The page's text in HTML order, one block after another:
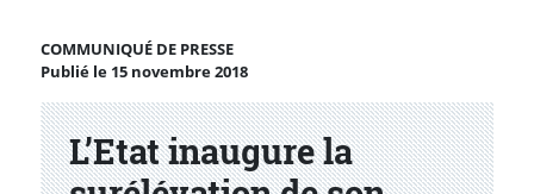
L’Etat inaugure la
COMMUNIQUÉ DE PRESSE
Publié le 15 novembre 2018
Partenaire(s)